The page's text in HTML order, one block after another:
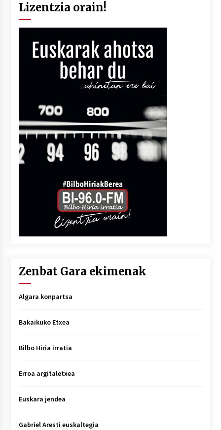
Lizentzia orain!
Zenbat Gara ekimenak
Algara konpartsa
Bakaikuko Etxea
Bilbo Hiria irratia
Erroa argitaletxea
Euskara jendea
Gabriel Aresti euskaltegia